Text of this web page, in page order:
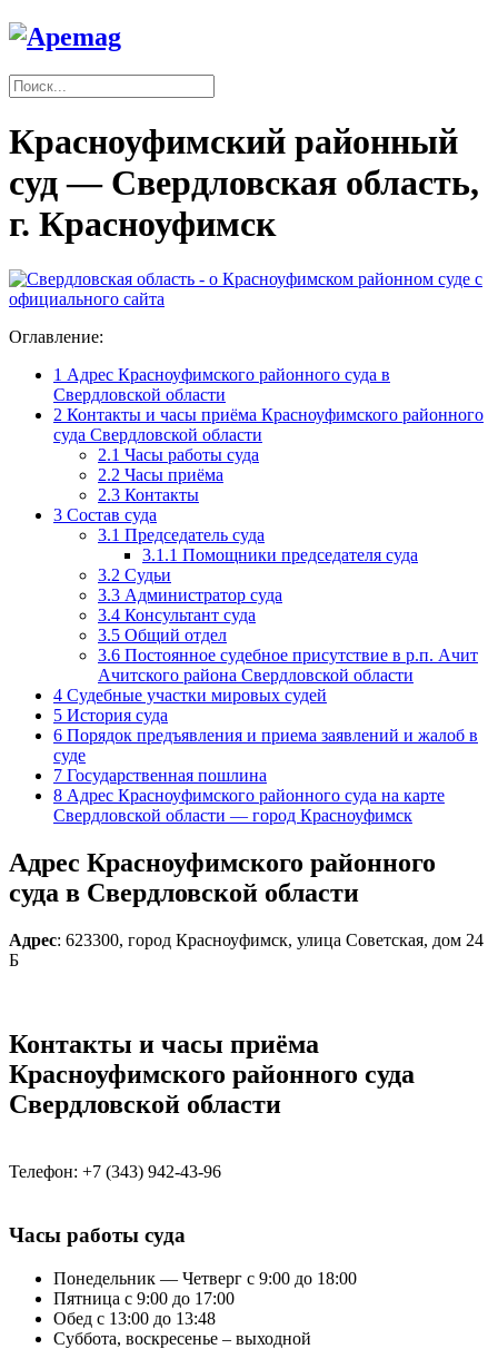
Красноуфимский районный
суд — Свердловская область,
г. Красноуфимск
Оглавление:
1 Адрес Красноуфимского районного суда в
Свердловской области
2 Контакты и часы приёма Красноуфимского районного
суда Свердловской области
2.1 Часы работы суда
2.2 Часы приёма
2.3 Контакты
3 Состав суда
3.1 Председатель суда
3.1.1 Помощники председателя суда
3.2 Судьи
3.3 Администратор суда
3.4 Консультант суда
3.5 Общий отдел
3.6 Постоянное судебное присутствие в р.п. Ачит
Ачитского района Свердловской области
4 Судебные участки мировых судей
5 История суда
6 Порядок предъявления и приема заявлений и жалоб в
суде
7 Государственная пошлина
8 Адрес Красноуфимского районного суда на карте
Свердловской области — город Красноуфимск
Адрес Красноуфимского районного
суда в Свердловской области
Адрес: 623300, город Красноуфимск, улица Советская, дом 24
Б
Контакты и часы приёма
Красноуфимского районного суда
Свердловской области
Телефон: +7 (343) 942-43-96
Часы работы суда
Понедельник — Четверг с 9:00 до 18:00
Пятница с 9:00 до 17:00
Обед с 13:00 до 13:48
Суббота, воскресенье – выходной